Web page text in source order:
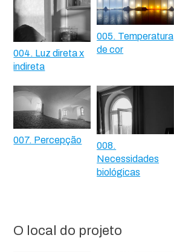
004. Luz direta x
indireta
005. Temperatura
de cor
007. Percepção
008.
Necessidades
biológicas
O local do projeto